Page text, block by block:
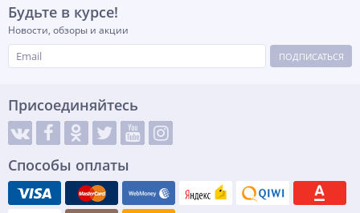
Будьте в курсе!
Новости, обзоры и акции
ПОДПИСАТЬСЯ
Присоединяйтесь
Способы оплаты